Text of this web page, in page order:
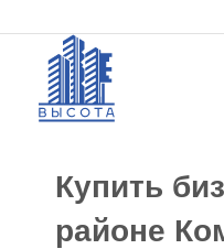
Купить
районе